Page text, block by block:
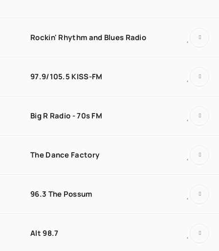
Rockin' Rhythm and Blues Radio
97.9/105.5 KISS-FM
Big R Radio - 70s FM
The Dance Factory
96.3 The Possum
Alt 98.7